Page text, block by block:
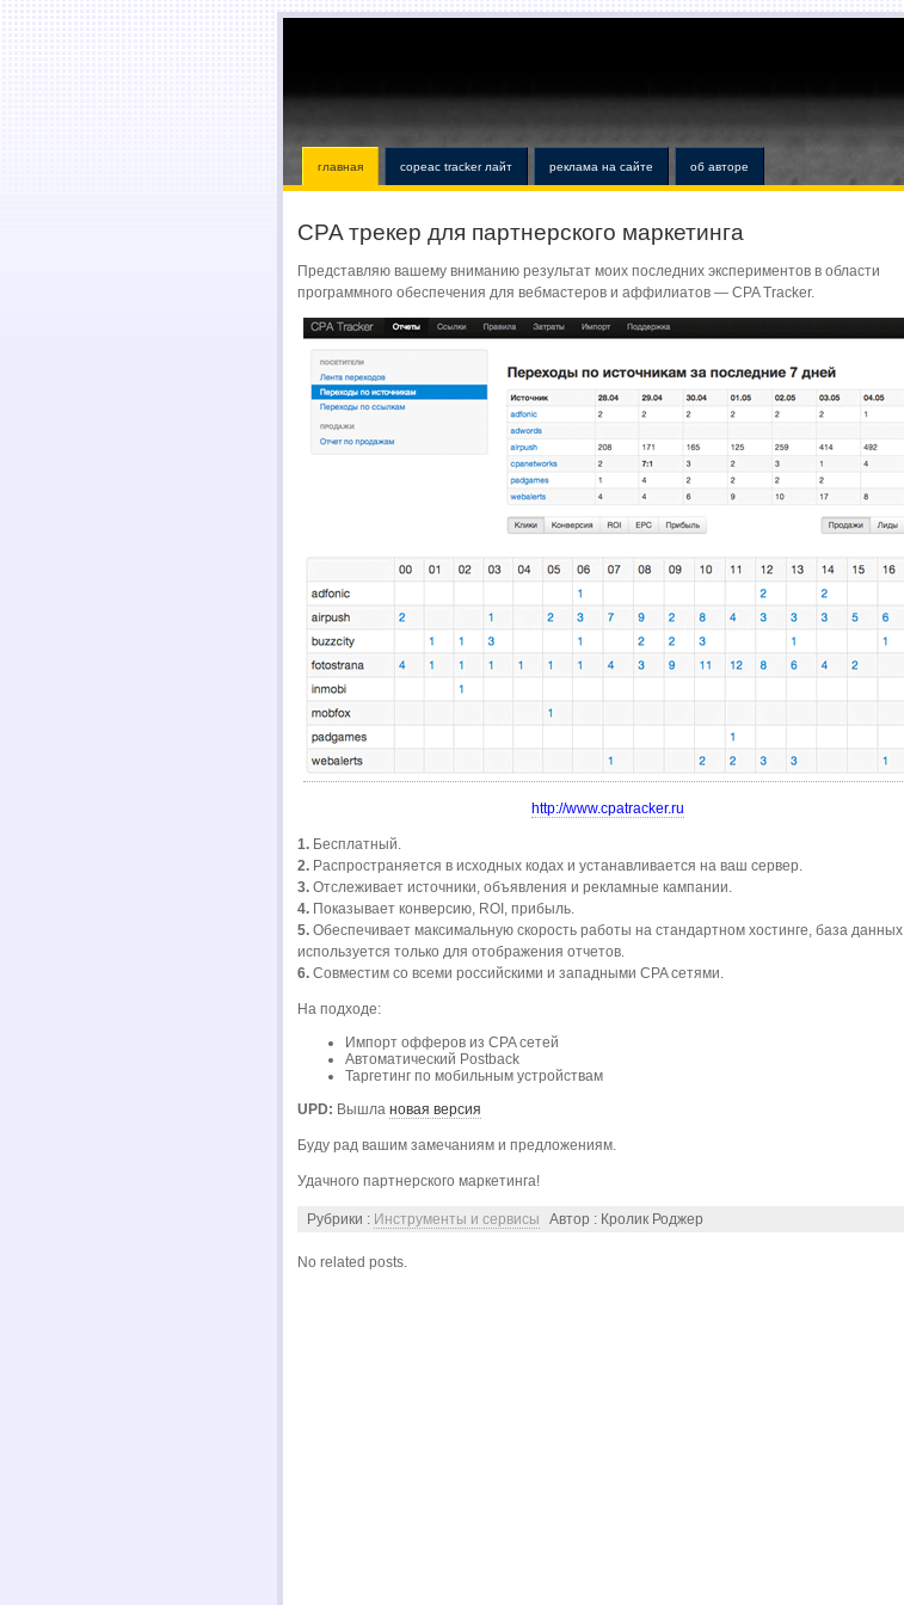
главная copeac tracker лайт реклама на сайте об авторе
CPA трекер для партнерского маркетинга
Представляю вашему вниманию результат моих последних экспериментов в области
программного обеспечения для вебмастеров и аффилиатов — CPA Tracker.
http://www.cpatracker.ru
1. Бесплатный.
2. Распространяется в исходных кодах и устанавливается на ваш сервер.
3. Отслеживает источники, объявления и рекламные кампании.
4. Показывает конверсию, ROI, прибыль.
5. Обеспечивает максимальную скорость работы на стандартном хостинге, база данных
используется только для отображения отчетов.
6. Совместим со всеми российскими и западными CPA сетями.
На подходе:
Импорт офферов из CPA сетей
Автоматический Postback
Таргетинг по мобильным устройствам
UPD: Вышла новая версия
Буду рад вашим замечаниям и предложениям.
Удачного партнерского маркетинга!
Рубрики : Инструменты и сервисы Автор : Кролик Роджер
No related posts.